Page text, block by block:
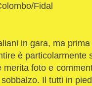
Fidal
in gara, ma
è
merita foto e
Il tutti in